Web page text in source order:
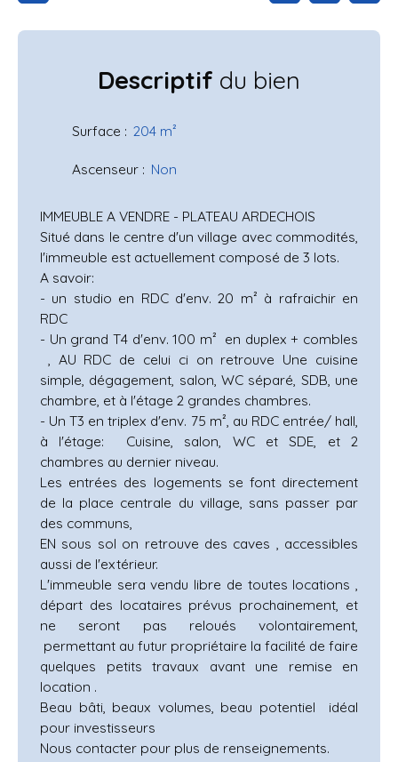
Descriptif du bien
Surface : 204 m²
Ascenseur : Non
IMMEUBLE A VENDRE - PLATEAU ARDECHOIS
Situé dans le centre d'un village avec commodités,
l'immeuble est actuellement composé de 3 lots.
A savoir:
- un studio en RDC d'env. 20 m² à rafraichir en
RDC
- Un grand T4 d'env. 100 m² en duplex + combles
, AU RDC de celui ci on retrouve Une cuisine
simple, dégagement, salon, WC séparé, SDB, une
chambre, et à l'étage 2 grandes chambres.
- Un T3 en triplex d'env. 75 m², au RDC entrée/ hall,
à l'étage: Cuisine, salon, WC et SDE, et 2
chambres au dernier niveau.
Les entrées des logements se font directement
de la place centrale du village, sans passer par
des communs,
EN sous sol on retrouve des caves , accessibles
aussi de l'extérieur.
L'immeuble sera vendu libre de toutes locations ,
départ des locataires prévus prochainement, et
ne seront pas reloués volontairement,
permettant au futur propriétaire la facilité de faire
quelques petits travaux avant une remise en
location .
Beau bâti, beaux volumes, beau potentiel idéal
pour investisseurs
Nous contacter pour plus de renseignements.